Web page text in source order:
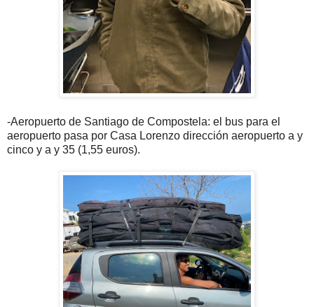
-Aeropuerto de Santiago de Compostela: el bus para el
aeropuerto pasa por Casa Lorenzo dirección aeropuerto a y
cinco y a y 35 (1,55 euros).